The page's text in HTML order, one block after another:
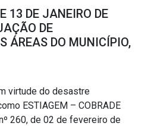
13 DE JANEIRO DE
DE
ÁREAS DO MUNICÍPIO,
virtude do desastre
ESTIAGEM – COBRADE
260, de 02 de fevereiro de